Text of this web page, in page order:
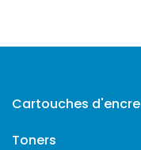
Cartouches d'encre
Toners